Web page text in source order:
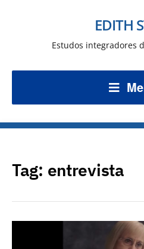
EDITH
Estudos integradores
Tag: entrevista